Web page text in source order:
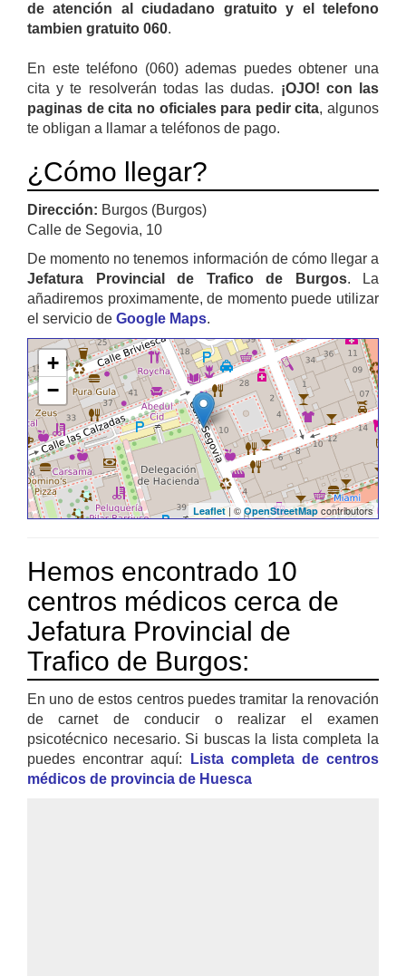
de atención al ciudadano gratuito y el telefono
tambien gratuito 060.
En este teléfono (060) ademas puedes obtener una
cita y te resolverán todas las dudas. ¡OJO! con las
paginas de cita no oficiales para pedir cita, algunos
te obligan a llamar a teléfonos de pago.
¿Cómo llegar?
Dirección: Burgos (Burgos)
Calle de Segovia, 10
De momento no tenemos información de cómo llegar a
Jefatura Provincial de Trafico de Burgos. La
añadiremos proximamente, de momento puede utilizar
el servicio de Google Maps.
+
−
Leaflet| © OpenStreetMap contributors
Hemos encontrado 10
centros médicos cerca de
Jefatura Provincial de
Trafico de Burgos:
En uno de estos centros puedes tramitar la renovación
de carnet de conducir o realizar el examen
psicotécnico necesario. Si buscas la lista completa la
puedes encontrar aquí:
Lista completa de centros
médicos de provincia de Huesca